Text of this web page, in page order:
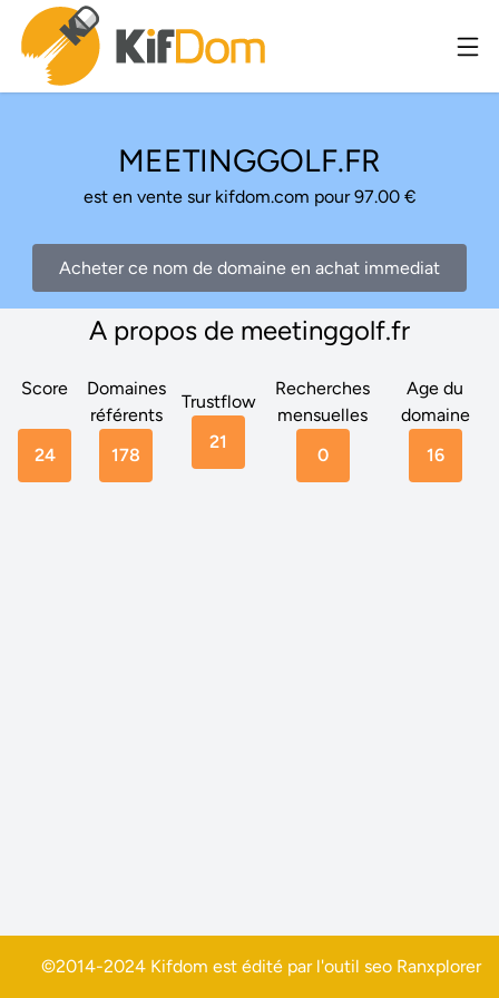
MEETINGGOLF.FR
est en vente sur kifdom.com pour 97.00 €
Acheter ce nom de domaine en achat immediat
A propos de meetinggolf.fr
Score
24
Domaines
référents
178
Trustflow
21
Recherches
mensuelles
0
Age du
domaine
16
©2014-2024 Kifdom est édité par l'outil seo Ranxplorer